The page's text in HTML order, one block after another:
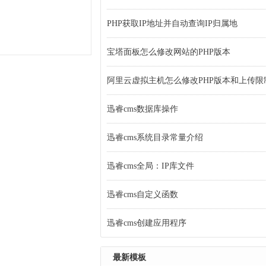
PHP获取IP地址并自动查询IP归属地
宝塔面板怎么修改网站的PHP版本
阿里云虚拟主机怎么修改PHP版本和上传限
迅睿cms数据库操作
迅睿cms系统目录常量介绍
迅睿cms全局：IP库文件
迅睿cms自定义函数
迅睿cms创建应用程序
最新模板